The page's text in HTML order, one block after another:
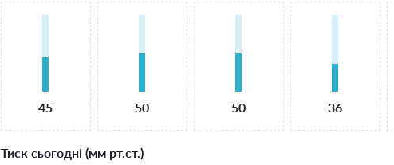
45 50 50 36
Тиск сьогодні (мм рт.ст.)